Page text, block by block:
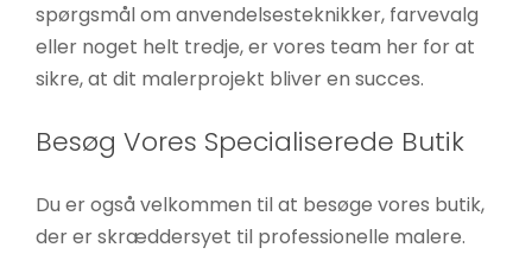
spørgsmål om anvendelsesteknikker, farvevalg
eller noget helt tredje, er vores team her for at
sikre, at dit malerprojekt bliver en succes.
Besøg Vores Specialiserede Butik
Du er også velkommen til at besøge vores butik,
der er skræddersyet til professionelle malere.